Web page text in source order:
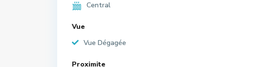
Central
Vue
Vue Dégagée
Proximite